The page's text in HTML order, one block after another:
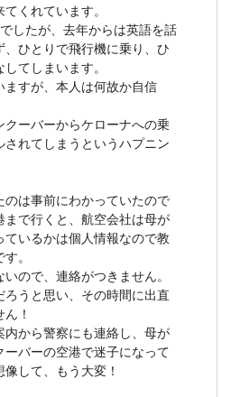
くれています。
したが、去年からは英語を話
ひとりで飛行機に乗り、ひ
てしまいます。
ますが、本人は何故か自信
クーバーからケローナへの乗
されてしまうというハプニン
は事前にわかっていたので
で行くと、航空会社は母が
いるかは個人情報なので教
。
ので、連絡がつきません。
うと思い、その時間に出直
！
内から警察にも連絡し、母が
バーの空港で迷子になって
して、もう大変！